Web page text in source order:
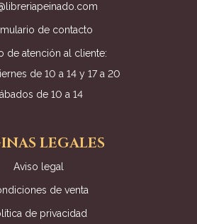
de contacto
de atención al cliente:
de 10 a 14 y 17 a 20
de 10 a 14
LEGALES
Aviso legal
de venta
de privacidad